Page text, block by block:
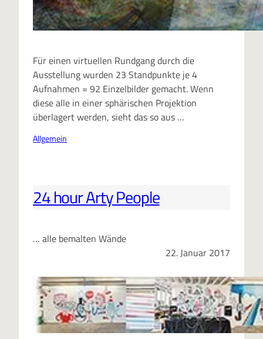
Für einen virtuellen Rundgang durch die
Ausstellung wurden 23 Standpunkte je 4
Aufnahmen = 92 Einzelbilder gemacht. Wenn
diese alle in einer sphärischen Projektion
überlagert werden, sieht das so aus …
Allgemein
24 hour Arty People
… alle bemalten Wände
22. Januar 2017